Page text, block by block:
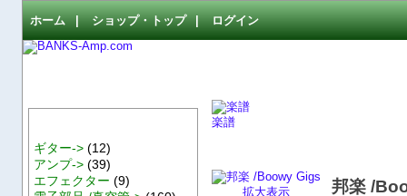
ホーム ショップ・トップ ログイン
ギター-> (12)
アンプ-> (39)
エフェクター (9)
楽譜
拡大表示 邦楽 /